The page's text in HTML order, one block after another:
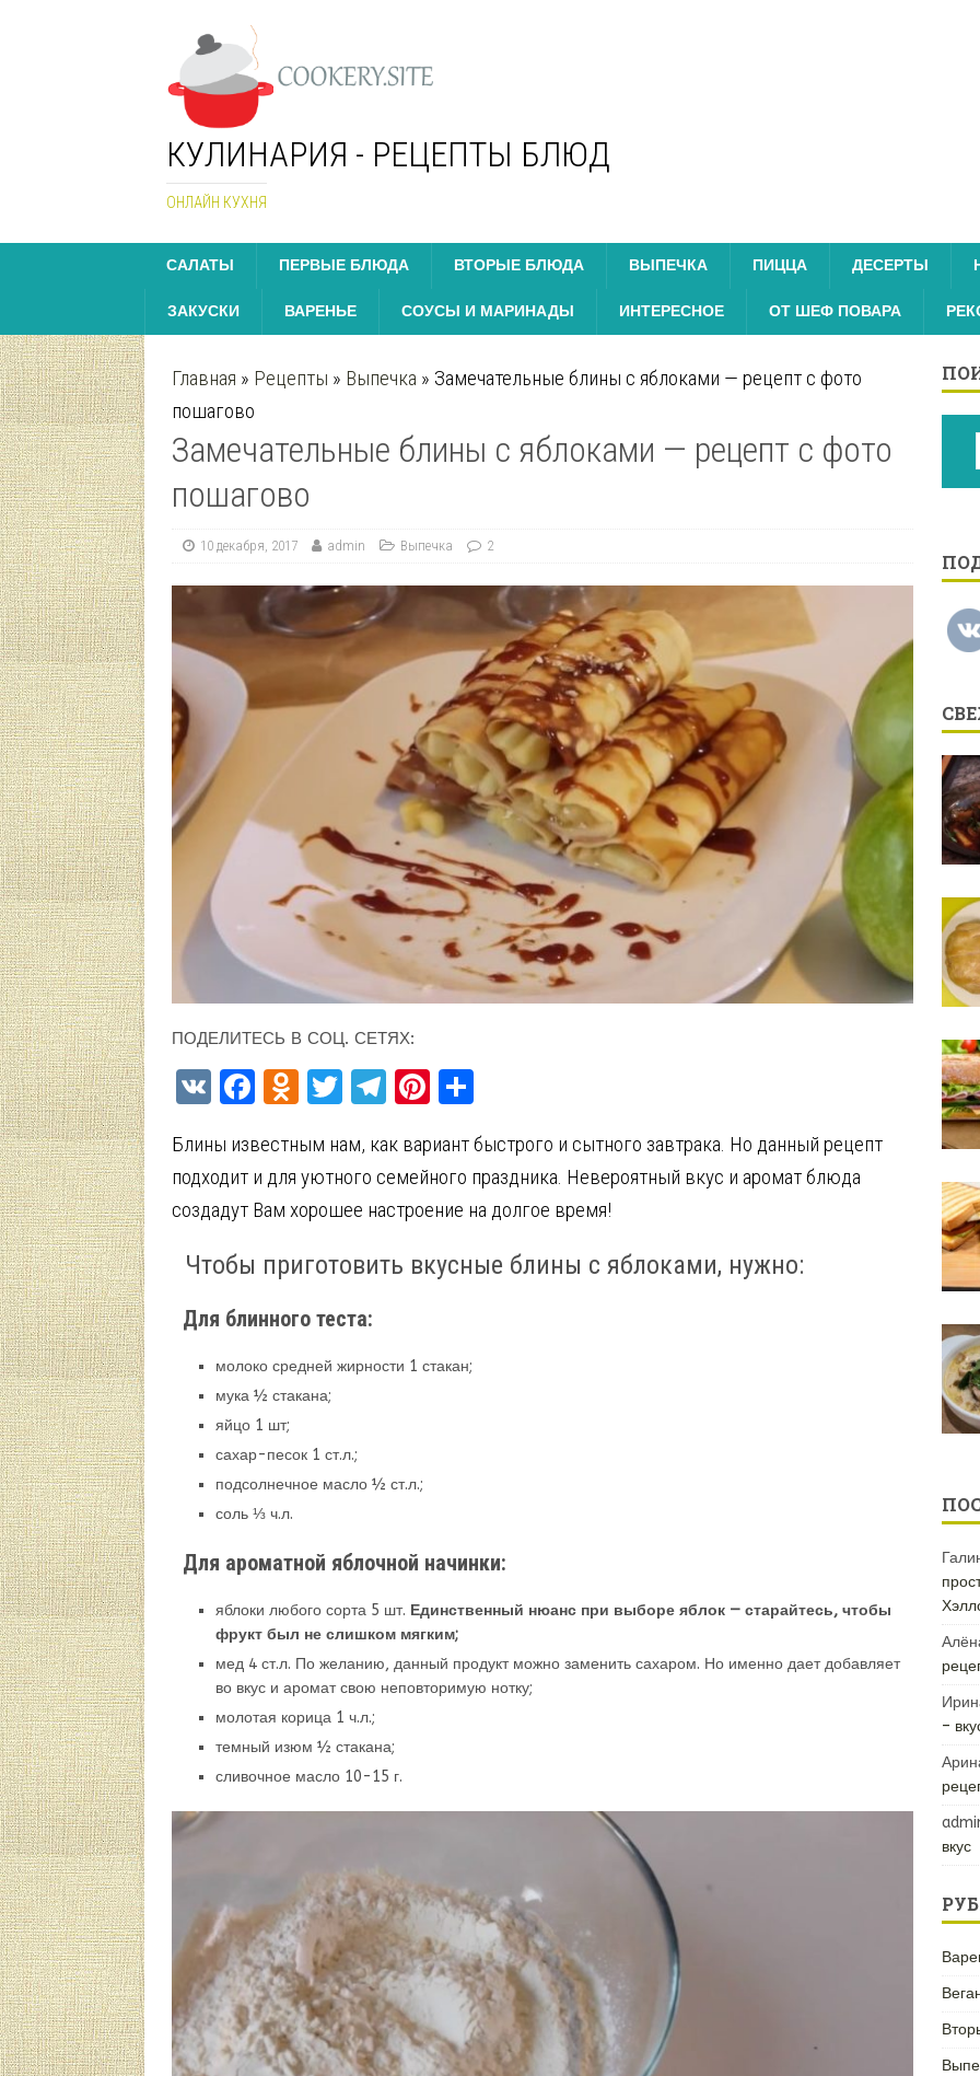
КУЛИНАРИЯ - РЕЦЕПТЫ БЛЮД
ОНЛАЙН КУХНЯ
САЛАТЫ ПЕРВЫЕ БЛЮДА ВТОРЫЕ БЛЮДА ВЫПЕЧКА ПИЦЦА ДЕСЕРТЫ
ЗАКУСКИ ВАРЕНЬЕ СОУСЫ И МАРИНАДЫ ИНТЕРЕСНОЕ ОТ ШЕФ ПОВАРА
Главная » Рецепты » Выпечка » Замечательные блины с яблоками — рецепт с фото
пошагово
Замечательные блины с яблоками — рецепт с фото
пошагово
10 декабря, 2017 admin Выпечка 2
ПОДЕЛИТЕСЬ В СОЦ. СЕТЯХ:
V
F
ce
b
o
o
O
n
o
kl
a
ni
ki
T
it
te
r
T
e
gr
a
m
Pi
er
es
t
п
р
а
в
Блины известным нам, как вариант быстрого и сытного завтрака. Но данный рецепт
подходит и для уютного семейного праздника. Невероятный вкус и аромат блюда
создадут Вам хорошее настроение на долгое время!
Чтобы приготовить вкусные блины с яблоками, нужно:
Для блинного теста:
молоко средней жирности 1 стакан;
мука ½ стакана;
яйцо 1 шт;
сахар-песок 1 ст.л.;
подсолнечное масло ½ ст.л.;
соль ⅓ ч.л.
Для ароматной яблочной начинки:
яблоки любого сорта 5 шт. Единственный нюанс при выборе яблок — старайтесь, чтобы
фрукт был не слишком мягким;
мед 4 ст.л. По желанию, данный продукт можно заменить сахаром. Но именно дает добавляет
во вкус и аромат свою неповторимую нотку;
молотая корица 1 ч.л.;
темный изюм ½ стакана;
сливочное масло 10-15 г.
–
вкус